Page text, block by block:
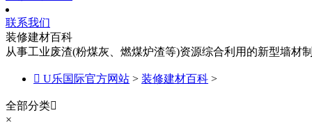
联系我们
装修建材百科
从事工业废渣(粉煤灰、燃煤炉渣等)资源综合利用的新型墙材
 U乐国际官方网站 > 装修建材百科 >
全部分类
×